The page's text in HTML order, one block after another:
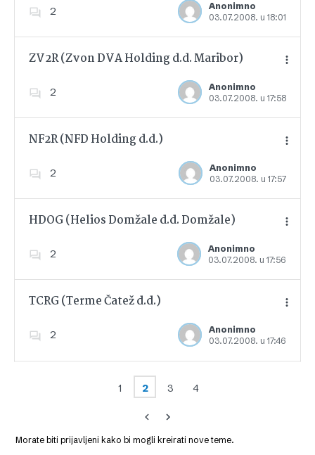
2
Anonimno
03.07.2008. u 18:01
Dodajte u favorite
ZV2R (Zvon DVA Holding d.d. Maribor)
2
Anonimno
03.07.2008. u 17:58
Dodajte u favorite
NF2R (NFD Holding d.d.)
2
Anonimno
03.07.2008. u 17:57
Dodajte u favorite
HDOG (Helios Domžale d.d. Domžale)
2
Anonimno
03.07.2008. u 17:56
Dodajte u favorite
TCRG (Terme Čatež d.d.)
2
Anonimno
03.07.2008. u 17:46
Dodajte u favorite
1 2 3 4
Morate biti prijavljeni kako bi mogli kreirati nove teme.